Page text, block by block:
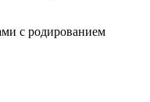
с родированием